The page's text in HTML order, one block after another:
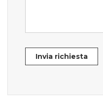
Invia richiesta